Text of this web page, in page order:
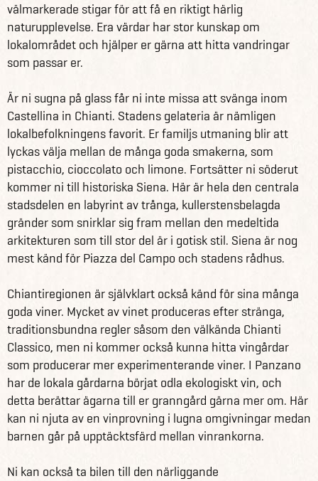
välmarkerade stigar för att få en riktigt härlig
naturupplevelse. Era värdar har stor kunskap om
lokalområdet och hjälper er gärna att hitta vandringar
som passar er.
Är ni sugna på glass får ni inte missa att svänga inom
Castellina in Chianti. Stadens gelateria är nämligen
lokalbefolkningens favorit. Er familjs utmaning blir att
lyckas välja mellan de många goda smakerna, som
pistacchio, cioccolato och limone. Fortsätter ni söderut
kommer ni till historiska Siena. Här är hela den centrala
stadsdelen en labyrint av trånga, kullerstensbelagda
gränder som snirklar sig fram mellan den medeltida
arkitekturen som till stor del är i gotisk stil. Siena är nog
mest känd för Piazza del Campo och stadens rådhus.
Chiantiregionen är självklart också känd för sina många
goda viner. Mycket av vinet produceras efter stränga,
traditionsbundna regler såsom den välkända Chianti
Classico, men ni kommer också kunna hitta vingårdar
som producerar mer experimenterande viner. I Panzano
har de lokala gårdarna börjat odla ekologiskt vin, och
detta berättar ägarna till er granngård gärna mer om. Här
kan ni njuta av en vinprovning i lugna omgivningar medan
barnen går på upptäcktsfärd mellan vinrankorna.
Ni kan också ta bilen till den närliggande